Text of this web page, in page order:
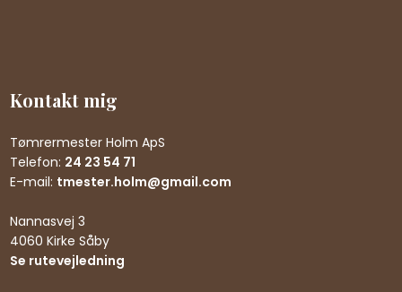
Kontakt mig
Tømrermester Holm ApS
Telefon: 24 23 54 71
E-mail: tmester.holm@gmail.com
Nannasvej 3
4060 Kirke Såby
Se rutevejledning